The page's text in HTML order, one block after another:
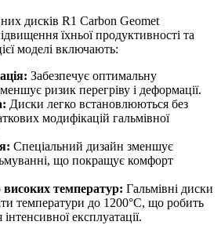
дисків R1 Carbon Geomet
їхньої продуктивності та
моделі включають:
Забезпечує оптимальну
ризик перегріву і деформації.
Диски легко встановлюються без
модифікацій гальмівної
Спеціальний дизайн зменшує
що покращує комфорт
високих температур: Гальмівні диски
температури до 1200°C, що робить
експлуатації.